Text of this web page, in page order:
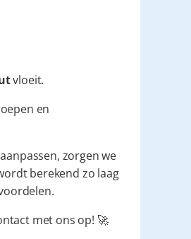
vloeit.
en
zorgen we
berekend zo laag
met ons op! 🚀